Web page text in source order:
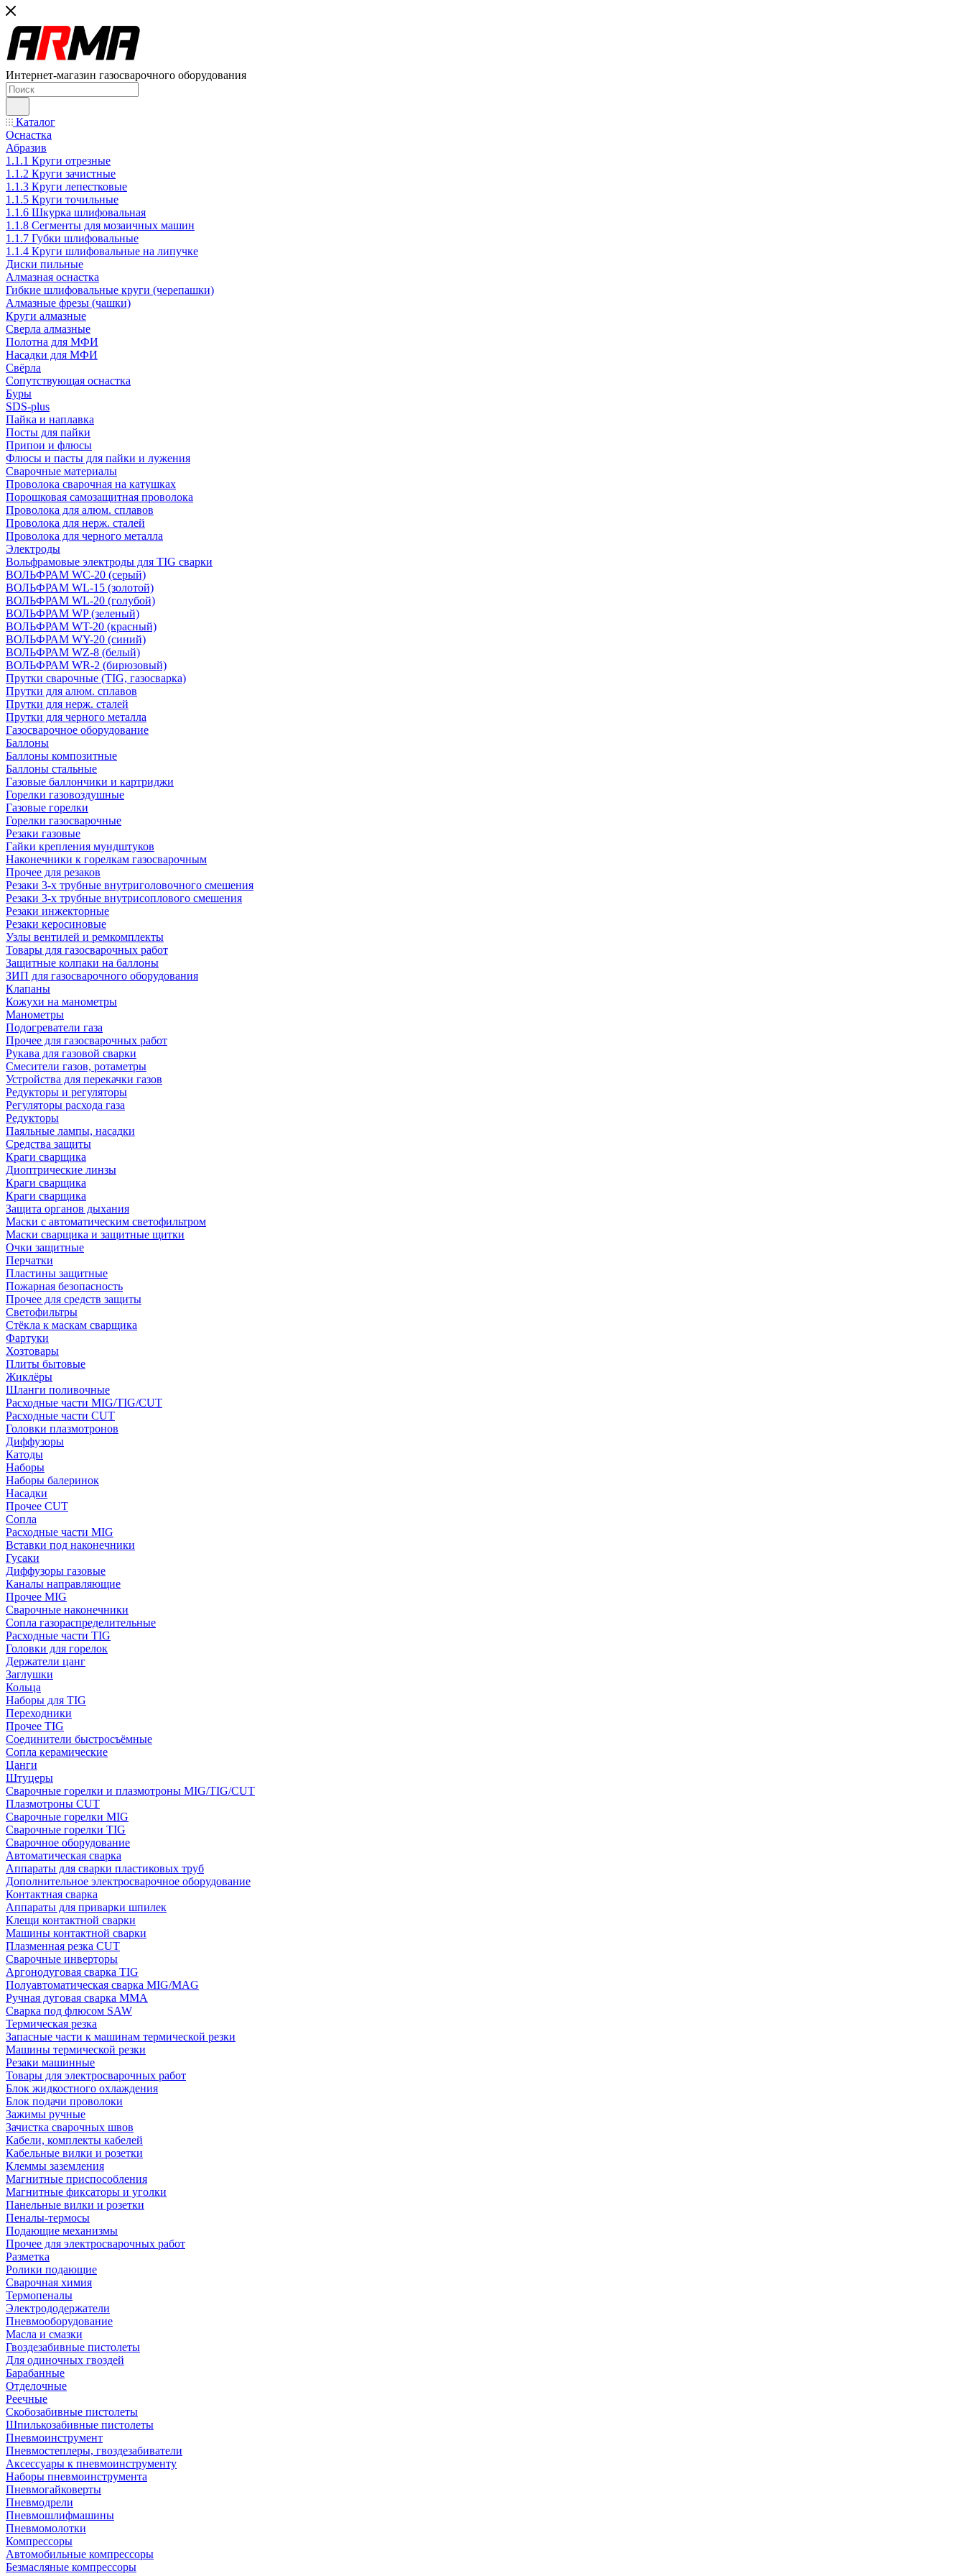
Интернет-магазин газосварочного оборудования
Каталог
Оснастка
Абразив
1.1.1 Круги отрезные
1.1.2 Круги зачистные
1.1.3 Круги лепестковые
1.1.5 Круги точильные
1.1.6 Шкурка шлифовальная
1.1.8 Сегменты для мозаичных машин
1.1.7 Губки шлифовальные
1.1.4 Круги шлифовальные на липучке
Диски пильные
Алмазная оснастка
Гибкие шлифовальные круги (черепашки)
Алмазные фрезы (чашки)
Круги алмазные
Сверла алмазные
Полотна для МФИ
Насадки для МФИ
Свёрла
Сопутствующая оснастка
Буры
SDS-plus
Пайка и наплавка
Посты для пайки
Припои и флюсы
Флюсы и пасты для пайки и лужения
Сварочные материалы
Проволока сварочная на катушках
Порошковая самозащитная проволока
Проволока для алюм. сплавов
Проволока для нерж. сталей
Проволока для черного металла
Электроды
Вольфрамовые электроды для TIG сварки
ВОЛЬФРАМ WC-20 (серый)
ВОЛЬФРАМ WL-15 (золотой)
ВОЛЬФРАМ WL-20 (голубой)
ВОЛЬФРАМ WP (зеленый)
ВОЛЬФРАМ WT-20 (красный)
ВОЛЬФРАМ WY-20 (синий)
ВОЛЬФРАМ WZ-8 (белый)
ВОЛЬФРАМ WR-2 (бирюзовый)
Прутки сварочные (TIG, газосварка)
Прутки для алюм. сплавов
Прутки для нерж. сталей
Прутки для черного металла
Газосварочное оборудование
Баллоны
Баллоны композитные
Баллоны стальные
Газовые баллончики и картриджи
Горелки газовоздушные
Газовые горелки
Горелки газосварочные
Резаки газовые
Гайки крепления мундштуков
Наконечники к горелкам газосварочным
Прочее для резаков
Резаки 3-х трубные внутриголовочного смешения
Резаки 3-х трубные внутрисоплового смешения
Резаки инжекторные
Резаки керосиновые
Узлы вентилей и ремкомплекты
Товары для газосварочных работ
Защитные колпаки на баллоны
ЗИП для газосварочного оборудования
Клапаны
Кожухи на манометры
Манометры
Подогреватели газа
Прочее для газосварочных работ
Рукава для газовой сварки
Смесители газов, ротаметры
Устройства для перекачки газов
Редукторы и регуляторы
Регуляторы расхода газа
Редукторы
Паяльные лампы, насадки
Средства защиты
Краги сварщика
Диоптрические линзы
Краги сварщика
Краги сварщика
Защита органов дыхания
Маски с автоматическим светофильтром
Маски сварщика и защитные щитки
Очки защитные
Перчатки
Пластины защитные
Пожарная безопасность
Прочее для средств защиты
Светофильтры
Стёкла к маскам сварщика
Фартуки
Хозтовары
Плиты бытовые
Жиклёры
Шланги поливочные
Расходные части MIG/TIG/CUT
Расходные части CUT
Головки плазмотронов
Диффузоры
Катоды
Наборы
Наборы балеринок
Насадки
Прочее CUT
Сопла
Расходные части MIG
Вставки под наконечники
Гусаки
Диффузоры газовые
Каналы направляющие
Прочее MIG
Сварочные наконечники
Сопла газораспределительные
Расходные части TIG
Головки для горелок
Держатели цанг
Заглушки
Кольца
Наборы для TIG
Переходники
Прочее TIG
Соединители быстросъёмные
Сопла керамические
Цанги
Штуцеры
Сварочные горелки и плазмотроны MIG/TIG/CUT
Плазмотроны CUT
Сварочные горелки MIG
Сварочные горелки TIG
Сварочное оборудование
Автоматическая сварка
Аппараты для сварки пластиковых труб
Дополнительное электросварочное оборудование
Контактная сварка
Аппараты для приварки шпилек
Клещи контактной сварки
Машины контактной сварки
Плазменная резка CUT
Сварочные инверторы
Аргонодуговая сварка TIG
Полуавтоматическая сварка MIG/MAG
Ручная дуговая сварка MMA
Сварка под флюсом SAW
Термическая резка
Запасные части к машинам термической резки
Машины термической резки
Резаки машинные
Товары для электросварочных работ
Блок жидкостного охлаждения
Блок подачи проволоки
Зажимы ручные
Зачистка сварочных швов
Кабели, комплекты кабелей
Кабельные вилки и розетки
Клеммы заземления
Магнитные приспособления
Магнитные фиксаторы и уголки
Панельные вилки и розетки
Пеналы-термосы
Подающие механизмы
Прочее для электросварочных работ
Разметка
Ролики подающие
Сварочная химия
Термопеналы
Электрододержатели
Пневмооборудование
Масла и смазки
Гвоздезабивные пистолеты
Для одиночных гвоздей
Барабанные
Отделочные
Реечные
Скобозабивные пистолеты
Шпилькозабивные пистолеты
Пневмоинструмент
Пневмостеплеры, гвоздезабиватели
Аксессуары к пневмоинструменту
Наборы пневмоинструмента
Пневмогайковерты
Пневмодрели
Пневмошлифмашины
Пневмомолотки
Компрессоры
Автомобильные компрессоры
Безмасляные компрессоры